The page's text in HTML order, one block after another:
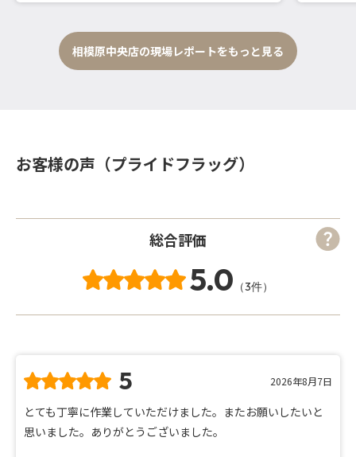
相模原中央店の現場レポートをもっと見る
お客様の声（プライドフラッグ）
総合評価
5.0 （3件）
5 2026年8月7日
とても丁寧に作業していただけました。またお願いしたいと
思いました。ありがとうございました。